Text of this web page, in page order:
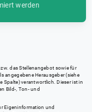
werden
das Stellenangebot sowie für
angegebene Herausgeber (siehe
Spalte) verantwortlich. Dieser ist in
Bild-, Ton- und
Eigeninformation und